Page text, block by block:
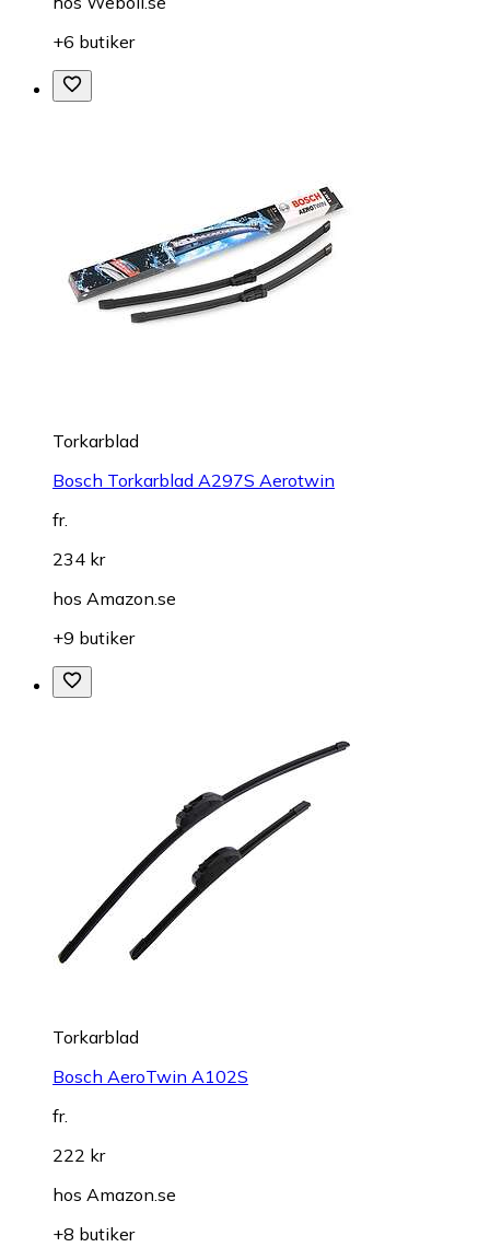
+6 butiker
Torkarblad
Bosch Torkarblad A297S Aerotwin
fr.
234 kr
hos Amazon.se
+9 butiker
Torkarblad
Bosch AeroTwin A102S
fr.
222 kr
hos Amazon.se
+8 butiker